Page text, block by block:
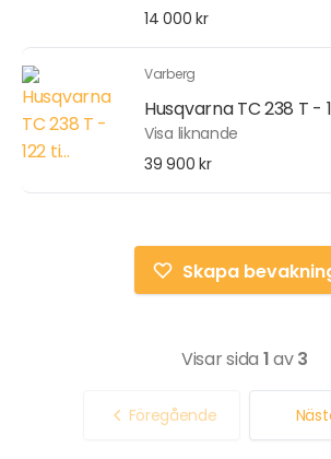
14 000 kr
Varberg
Husqvarna TC 238 T -
Visa liknande
39 900 kr
Skapa
Visar sida 1av3
Föregående